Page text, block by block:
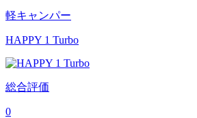
軽キャンパー
HAPPY 1 Turbo
総合評価
0